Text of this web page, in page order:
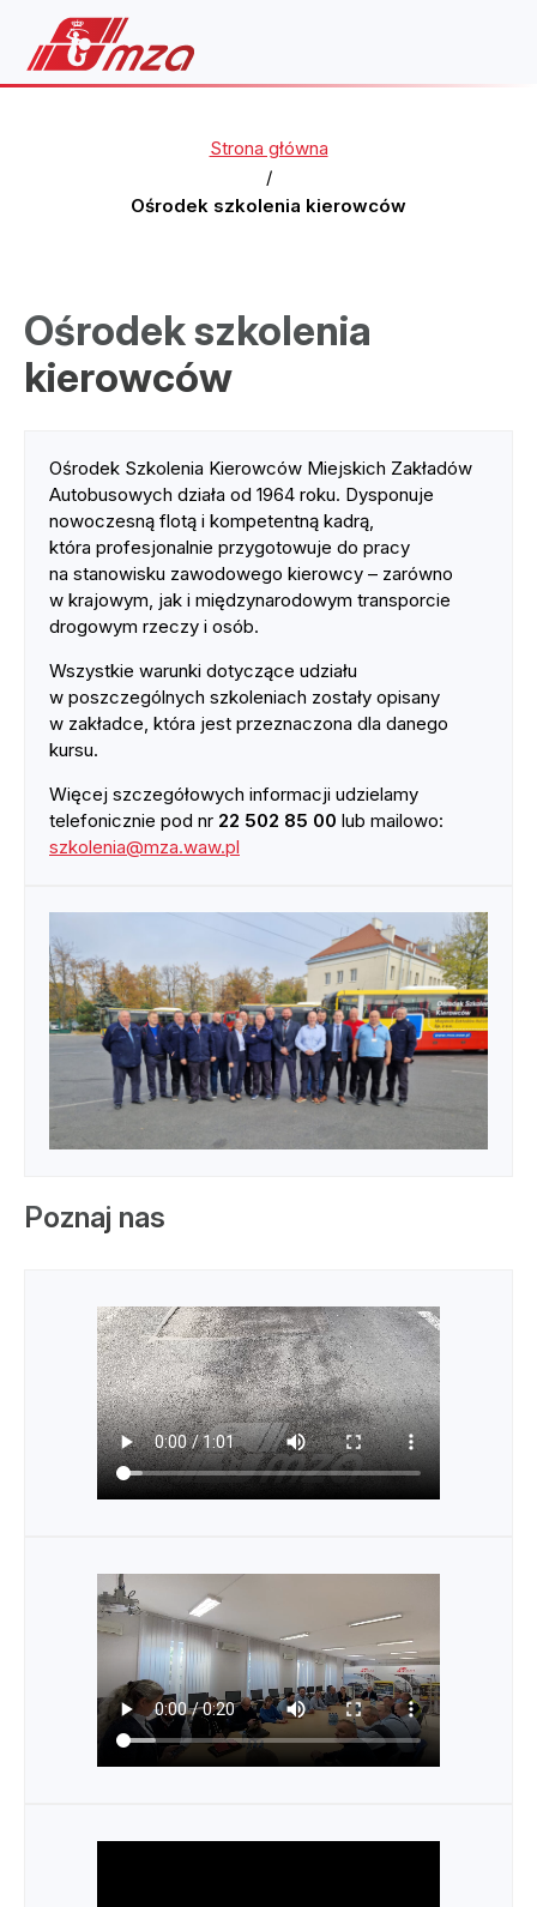
Strona główna
/
Ośrodek szkolenia kierowców
Ośrodek szkolenia
kierowców
Ośrodek Szkolenia Kierowców Miejskich Zakładów
Autobusowych działa od 1964 roku. Dysponuje
nowoczesną flotą i kompetentną kadrą,
która profesjonalnie przygotowuje do pracy
na stanowisku zawodowego kierowcy – zarówno
w krajowym, jak i międzynarodowym transporcie
drogowym rzeczy i osób.
Wszystkie warunki dotyczące udziału
w poszczególnych szkoleniach zostały opisany
w zakładce, która jest przeznaczona dla danego
kursu.
Więcej szczegółowych informacji udzielamy
telefonicznie pod nr 22 502 85 00 lub mailowo:
szkolenia@mza.waw.pl
Poznaj nas